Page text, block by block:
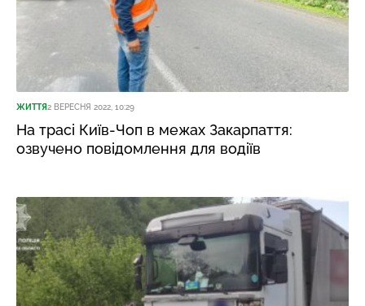
ЖИТТЯ2 ВЕРЕСНЯ 2022, 10:29
На трасі Київ-Чоп в межах Закарпаття:
озвучено повідомлення для водіїв